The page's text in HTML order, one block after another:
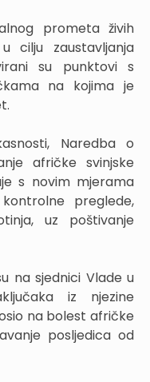
prometa živih
cilju zaustavljanja
su punktovi s
na kojima je
Naredba o
afričke svinjske
s novim mjerama
preglede,
uz poštivanje
na sjednici Vlade u
iz njezine
na bolest afričke
posljedica od